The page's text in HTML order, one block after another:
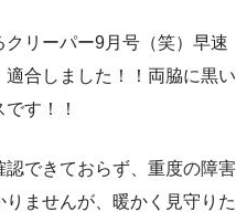
リーパー9月号（笑）早速
合しました！！両脇に黒い
す！！
できておらず、重度の障害
ませんが、暖かく見守りた